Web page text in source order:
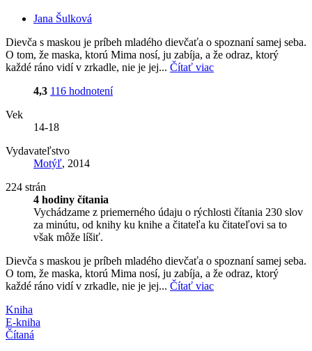
Jana Šulková
Dievča s maskou je príbeh mladého dievčaťa o spoznaní samej seba.
O tom, že maska, ktorú Mima nosí, ju zabíja, a že odraz, ktorý
každé ráno vidí v zrkadle, nie je jej... Čítať viac
4,3 116 hodnotení
Vek
14-18
Vydavateľstvo
Motýľ, 2014
224 strán
4 hodiny čítania
Vychádzame z priemerného údaju o rýchlosti čítania 230 slov
za minútu, od knihy ku knihe a čitateľa ku čitateľovi sa to
však môže líšiť.
Dievča s maskou je príbeh mladého dievčaťa o spoznaní samej seba.
O tom, že maska, ktorú Mima nosí, ju zabíja, a že odraz, ktorý
každé ráno vidí v zrkadle, nie je jej... Čítať viac
Kniha
E-kniha
Čítaná